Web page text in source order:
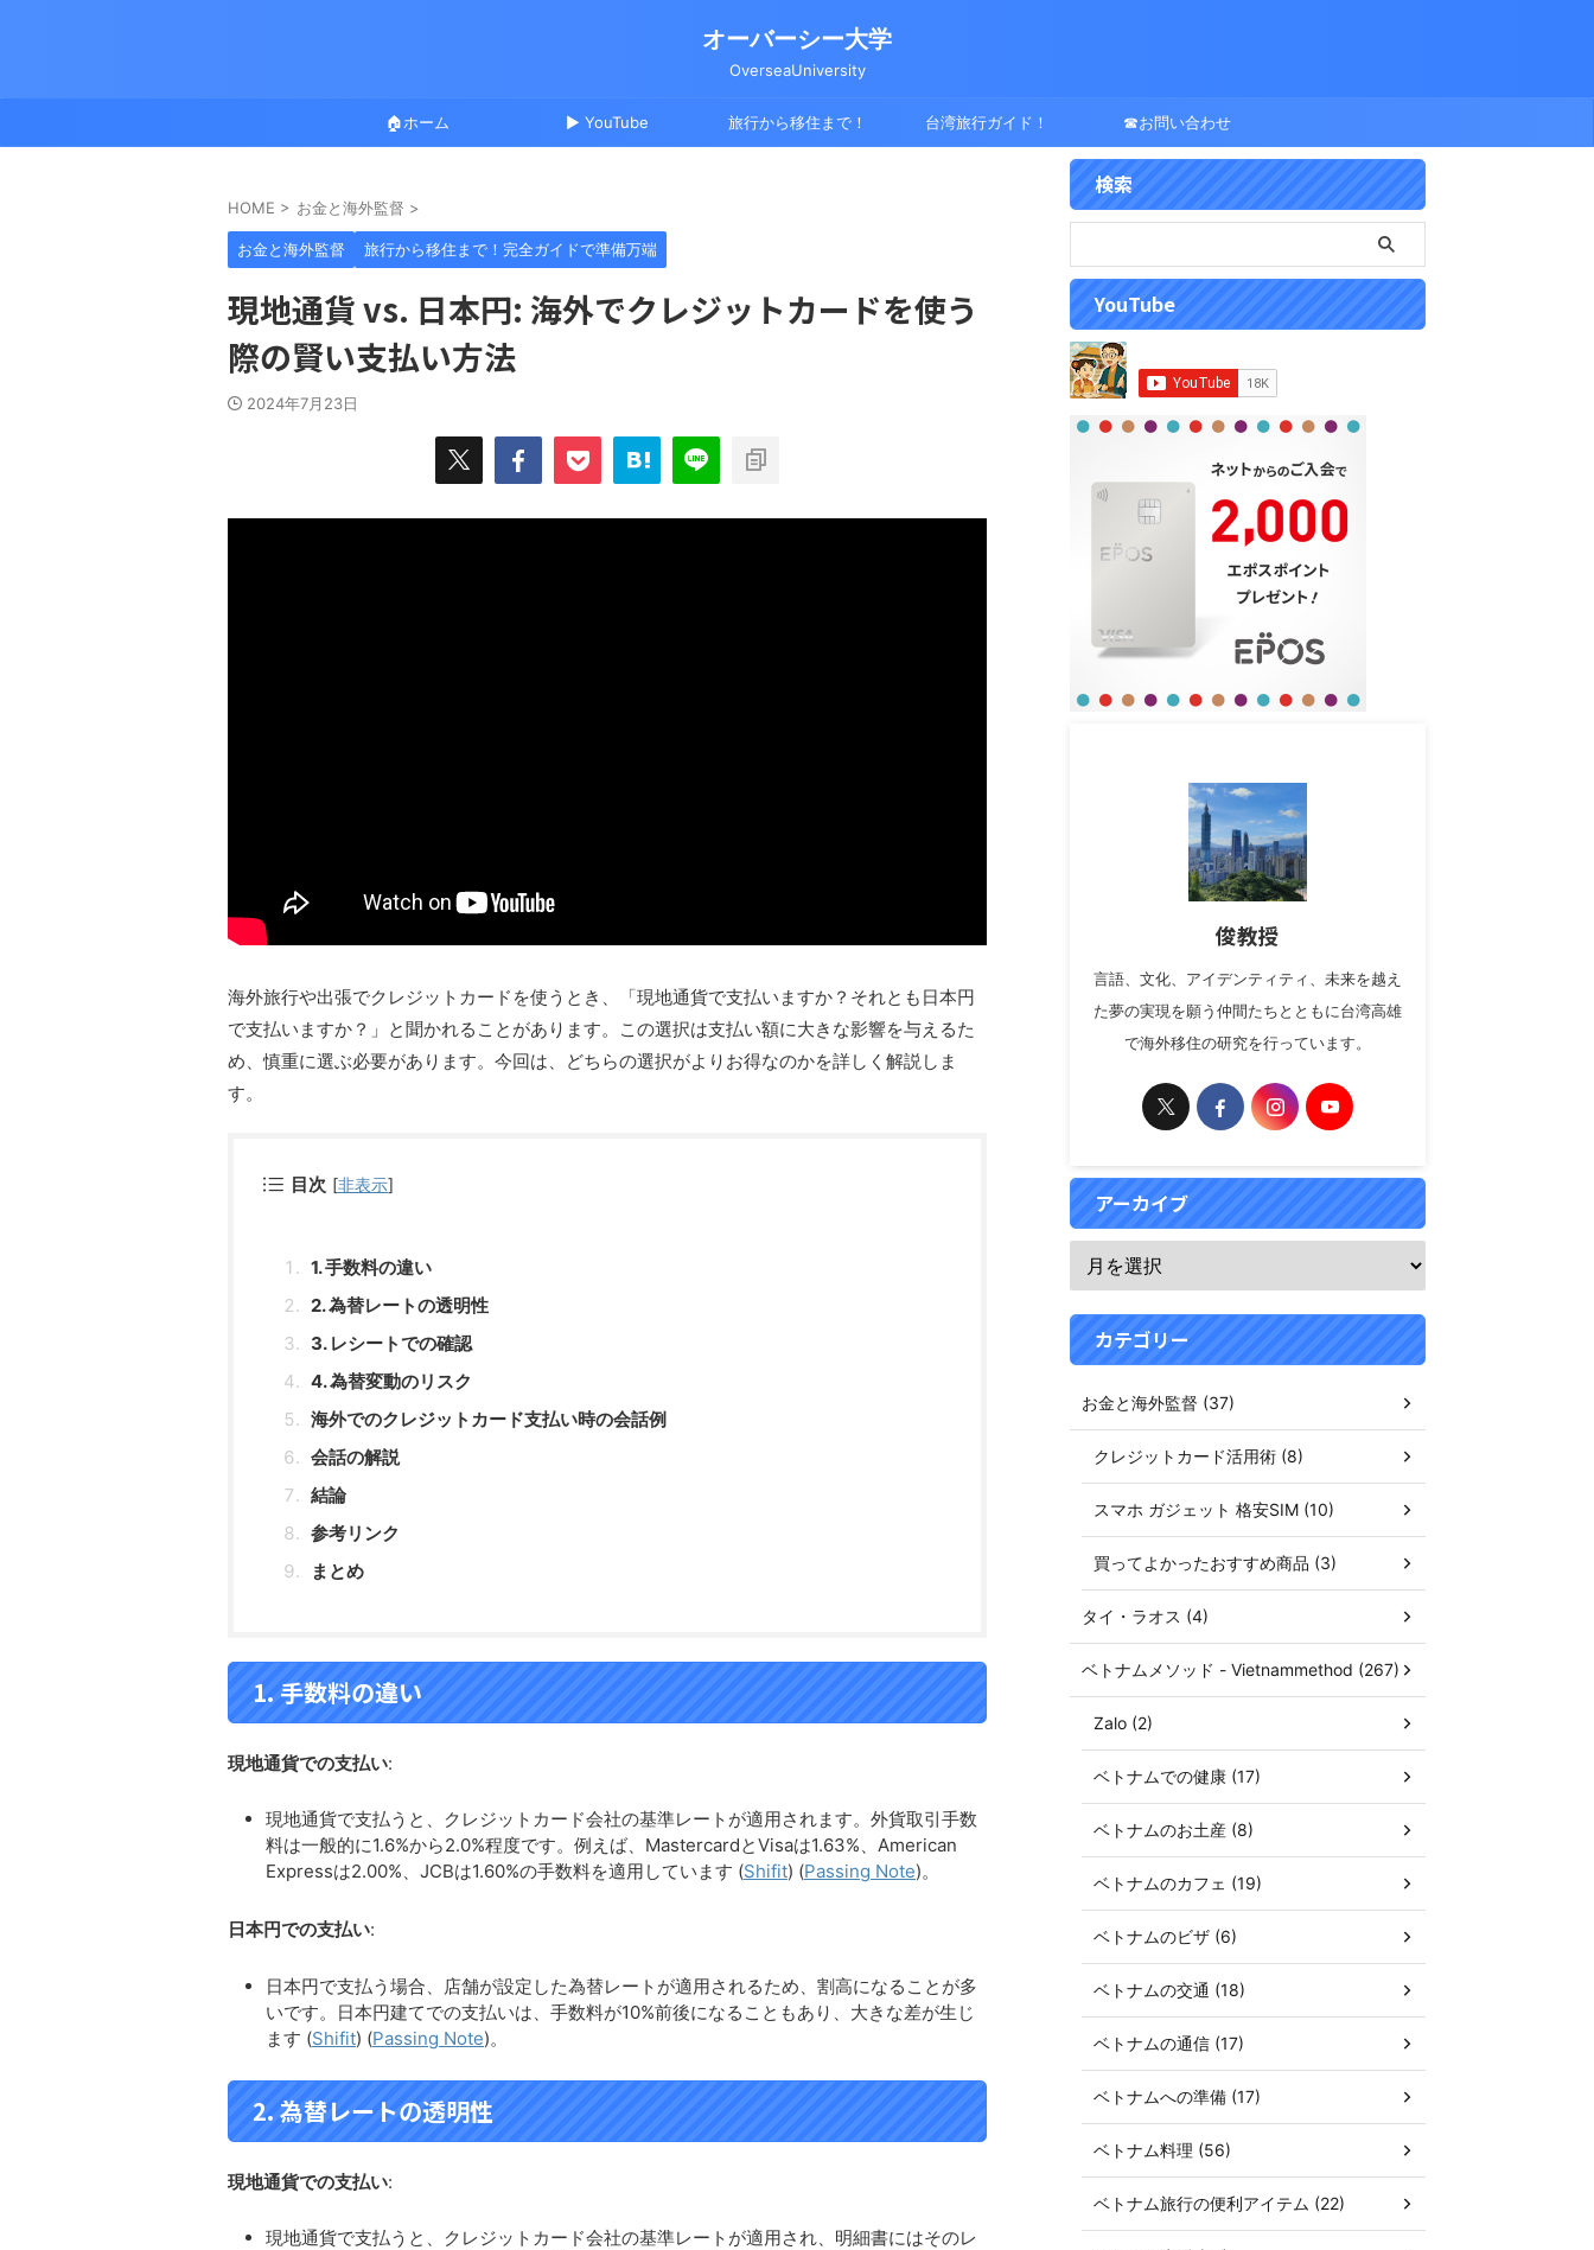
オーバーシー大学
OverseaUniversity
🏠ホーム ▶ YouTube 旅行から移住まで！ 台湾旅行ガイド！ ☎お問い合わせ
HOME > お金と海外監督 >
お金と海外監督 旅行から移住まで！完全ガイドで準備万端
現地通貨 vs. 日本円: 海外でクレジットカードを使う
際の賢い支払い方法
2024年7月23日
海外旅行や出張でクレジットカードを使うとき、「現地通貨で支払いますか？それとも日本円
で支払いますか？」と聞かれることがあります。この選択は支払い額に大きな影響を与えるた
め、慎重に選ぶ必要があります。今回は、どちらの選択がよりお得なのかを詳しく解説しま
す。
目次 [非表示]
1. 手数料の違い
2. 為替レートの透明性
3. レシートでの確認
4. 為替変動のリスク
海外でのクレジットカード支払い時の会話例
会話の解説
結論
参考リンク
まとめ
1. 手数料の違い
現地通貨での支払い:
現地通貨で支払うと、クレジットカード会社の基準レートが適用されます。外貨取引手数
料は一般的に1.6%から2.0%程度です。例えば、MastercardとVisaは1.63%、American
Expressは2.00%、JCBは1.60%の手数料を適用しています​ (Shifit) (Passing Note)​。
日本円での支払い:
日本円で支払う場合、店舗が設定した為替レートが適用されるため、割高になることが多
いです。日本円建てでの支払いは、手数料が10%前後になることもあり、大きな差が生じ
ます​ (Shifit) (Passing Note)​。
2. 為替レートの透明性
現地通貨での支払い:
現地通貨で支払うと、クレジットカード会社の基準レートが適用され、明細書にはそのレ
検索
YouTube
俊教授
言語、文化、アイデンティティ、未来を越え
た夢の実現を願う仲間たちとともに台湾高雄
で海外移住の研究を行っています。
アーカイブ
カテゴリー
お金と海外監督 (37)
クレジットカード活用術 (8)
スマホ ガジェット 格安SIM (10)
買ってよかったおすすめ商品 (3)
タイ・ラオス (4)
ベトナムメソッド - Vietnammethod (267)
Zalo (2)
ベトナムでの健康 (17)
ベトナムのお土産 (8)
ベトナムのカフェ (19)
ベトナムのビザ (6)
ベトナムの交通 (18)
ベトナムの通信 (17)
ベトナムへの準備 (17)
ベトナム料理 (56)
ベトナム旅行の便利アイテム (22)